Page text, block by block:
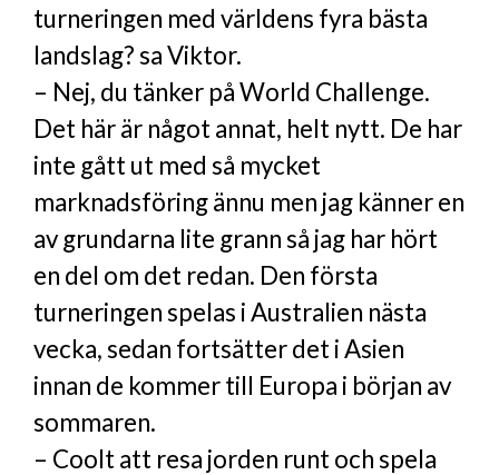
turneringen med världens fyra bästa
landslag? sa Viktor.
– Nej, du tänker på World Challenge.
Det här är något annat, helt nytt. De har
inte gått ut med så mycket
marknadsföring ännu men jag känner en
av grundarna lite grann så jag har hört
en del om det redan. Den första
turneringen spelas i Australien nästa
vecka, sedan fortsätter det i Asien
innan de kommer till Europa i början av
sommaren.
– Coolt att resa jorden runt och spela